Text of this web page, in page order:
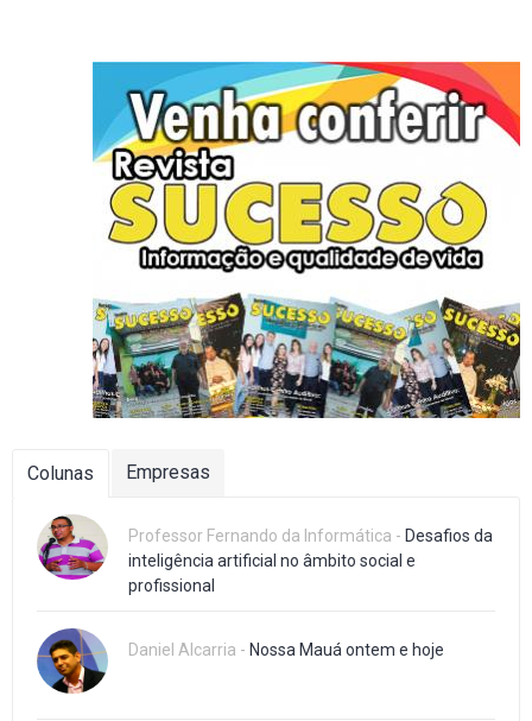
Colunas Empresas
Professor Fernando da Informática - Desafios da
inteligência artificial no âmbito social e
profissional
Daniel Alcarria - Nossa Mauá ontem e hoje